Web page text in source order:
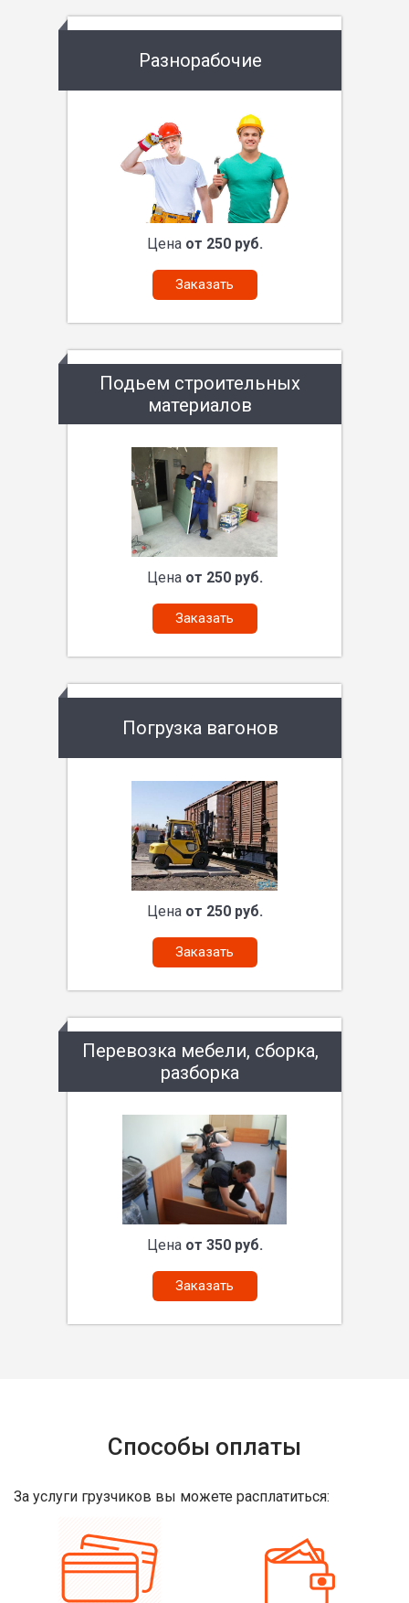
Разнорабочие
Цена от 250 руб.
Заказать
Подьем строительных
материалов
Цена от 250 руб.
Заказать
Погрузка вагонов
Цена от 250 руб.
Заказать
Перевозка мебели, сборка,
разборка
Цена от 350 руб.
Заказать
Способы оплаты
За услуги грузчиков вы можете расплатиться: